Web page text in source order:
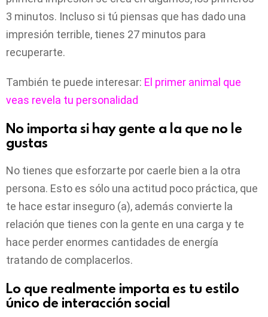
3 minutos. Incluso si tú piensas que has dado una
impresión terrible, tienes 27 minutos para
recuperarte.
También te puede interesar: El primer animal que
veas revela tu personalidad
No importa si hay gente a la que no le
gustas
No tienes que esforzarte por caerle bien a la otra
persona. Esto es sólo una actitud poco práctica, que
te hace estar inseguro (a), además convierte la
relación que tienes con la gente en una carga y te
hace perder enormes cantidades de energía
tratando de complacerlos.
Lo que realmente importa es tu estilo
único de interacción social